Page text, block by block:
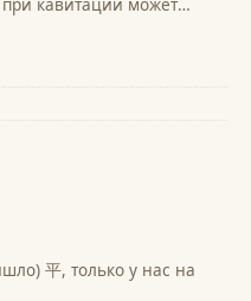
разрушение рабочих